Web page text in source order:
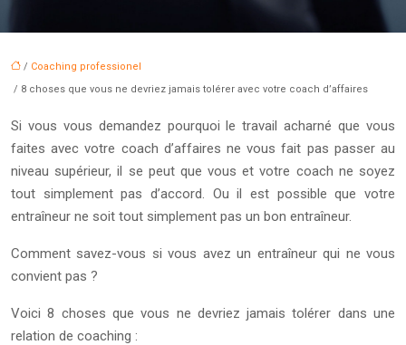
/ Coaching professionel
/ 8 choses que vous ne devriez jamais tolérer avec votre coach d’affaires
Si vous vous demandez pourquoi le travail acharné que vous
faites avec votre coach d’affaires ne vous fait pas passer au
niveau supérieur, il se peut que vous et votre coach ne soyez
tout simplement pas d’accord. Ou il est possible que votre
entraîneur ne soit tout simplement pas un bon entraîneur.
Comment savez-vous si vous avez un entraîneur qui ne vous
convient pas ?
Voici 8 choses que vous ne devriez jamais tolérer dans une
relation de coaching :